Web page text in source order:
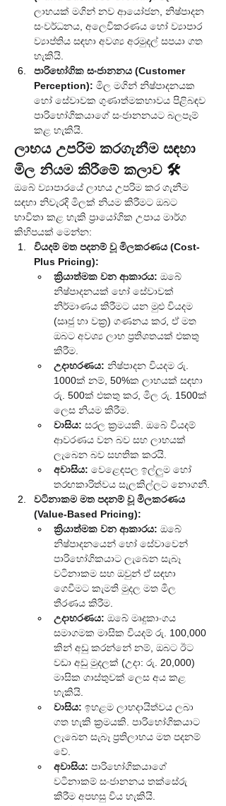
ලාභයක් මගින් නව ආයෝජන, නිෂ්පාදන
සංවර්ධනය, අලෙවිකරණය හෝ ව්‍යාපාර
ව්‍යාප්තිය සඳහා අවශ්‍ය අරමුදල් සපයා ගත
හැකියි.
පාරිභෝගික සංජානනය (Customer
Perception): මිල මගින් නිෂ්පාදනයක
හෝ සේවාවක ගුණාත්මකභාවය පිළිබඳව
පාරිභෝගිකයාගේ සංජානනයට බලපෑම්
කළ හැකියි.
ලාභය උපරිම කරගැනීම සඳහා
මිල නියම කිරීමේ කලාව 🛠️
ඔබේ ව්‍යාපාරයේ ලාභය උපරිම කර ගැනීම
සඳහා නිවැරදි මිලක් නියම කිරීමට ඔබට
භාවිතා කළ හැකි ප්‍රායෝගික උපාය මාර්ග
කිහිපයක් මෙන්න:
වියදම් මත පදනම් වූ මිලකරණය (Cost-
Plus Pricing):
ක්‍රියාත්මක වන ආකාරය: ඔබේ
නිෂ්පාදනයක් හෝ සේවාවක්
නිර්මාණය කිරීමට යන මුළු වියදම
(සෘජු හා වක්‍ර) ගණනය කර, ඒ මත
ඔබට අවශ්‍ය ලාභ ප්‍රතිශතයක් එකතු
කිරීම.
උදාහරණය: නිෂ්පාදන වියදම රු.
1000ක් නම්, 50%ක ලාභයක් සඳහා
රු. 500ක් එකතු කර, මිල රු. 1500ක්
ලෙස නියම කිරීම.
වාසිය: සරල ක්‍රමයකි. ඔබේ වියදම්
ආවරණය වන බව සහ ලාභයක්
ලැබෙන බව සහතික කරයි.
අවාසිය: වෙළෙඳපල ඉල්ලුම හෝ
තරඟකාරිත්වය සැලකිල්ලට නොගනී.
වටිනාකම මත පදනම් වූ මිලකරණය
(Value-Based Pricing):
ක්‍රියාත්මක වන ආකාරය: ඔබේ
නිෂ්පාදනයෙන් හෝ සේවාවෙන්
පාරිභෝගිකයාට ලැබෙන සැබෑ
වටිනාකම සහ ඔවුන් ඒ සඳහා
ගෙවීමට කැමති මුදල මත මිල
තීරණය කිරීම.
උදාහරණය: ඔබේ මෘදුකාංගය
සමාගමක මාසික වියදම් රු. 100,000
කින් අඩු කරන්නේ නම්, ඔබට ඊට
වඩා අඩු මුදලක් (උදා: රු. 20,000)
මාසික ගාස්තුවක් ලෙස අය කළ
හැකියි.
වාසිය: ඉහළම ලාභදායිත්වය ලබා
ගත හැකි ක්‍රමයකි. පාරිභෝගිකයාට
ලැබෙන සැබෑ ප්‍රතිලාභය මත පදනම්
වේ.
අවාසිය: පාරිභෝගිකයාගේ
වටිනාකම් සංජානනය තක්සේරු
කිරීම අපහසු විය හැකියි.